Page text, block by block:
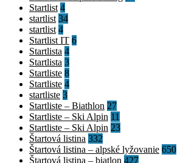
Startlist 4
startlist 34
startlist 4
Startlist IT 6
Startlista 4
Startlista 3
Startliste 8
Startliste 4
startliste 3
Startliste – Biathlon 27
Startliste – Ski Alpin 11
Startliste – Ski Alpin 23
Štartová listina 332
Štartová listina – alpské lyžovanie 650
Štartová listina – biatlon 427